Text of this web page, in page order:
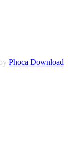
Phoca Download